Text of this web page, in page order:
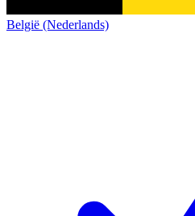
België (Nederlands)